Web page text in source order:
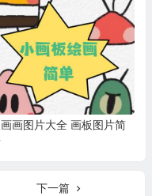
画图片大全 画板图片简
下一篇